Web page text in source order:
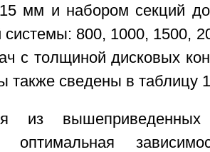
мм и набором секций
системы: 800, 1000, 1500,
с толщиной дисковых
также сведены в таблицу
из
оптимальная